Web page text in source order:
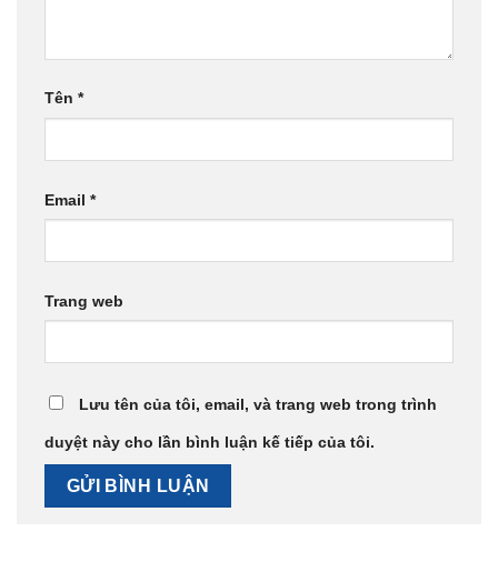
Tên *
Email *
Trang web
Lưu tên của tôi, email, và trang web trong trình
duyệt này cho lần bình luận kế tiếp của tôi.